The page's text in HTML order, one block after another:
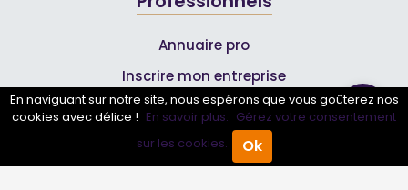
Annuaire Pro Agenda
Annuaire pro
Inscrire mon entreprise
Les Abonnements Pros
Infos
En naviguant sur notre site, nous espérons que vous goûterez nos
cookies avec délice ! En savoir plus. Gérez votre consentement
sur les cookies.
Ok